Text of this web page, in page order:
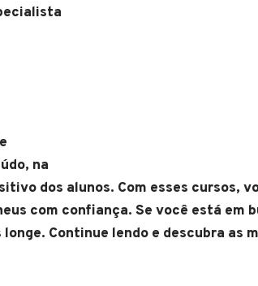
na
dos alunos. Com esses cursos,
com confiança. Se você está em
Continue lendo e descubra as